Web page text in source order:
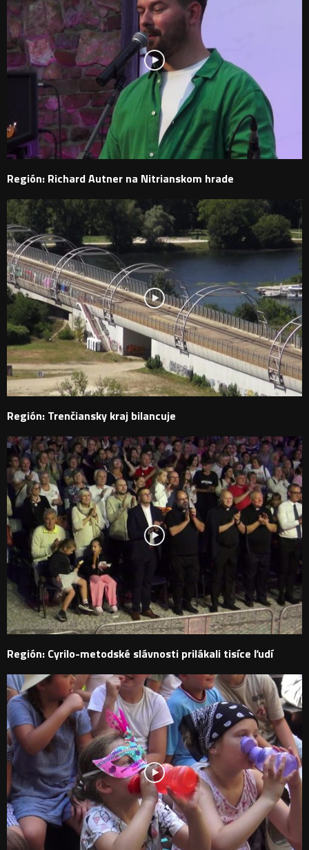
Región: Richard Autner na Nitrianskom hrade
Región: Trenčiansky kraj bilancuje
Región: Cyrilo-metodské slávnosti prilákali tisíce ľudí